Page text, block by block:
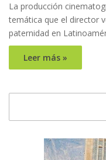
La producción
temática que el director
paternidad en
Leer más »